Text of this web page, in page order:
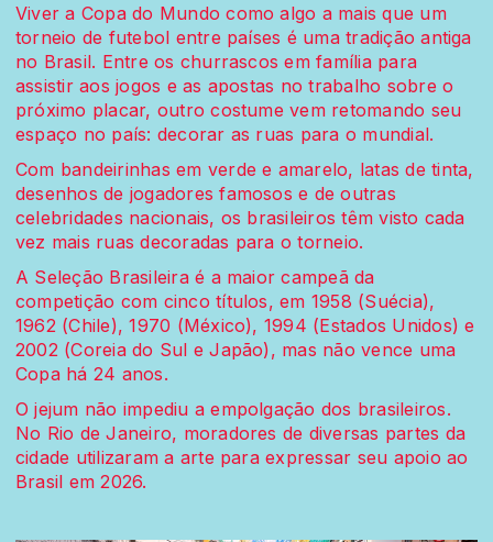
Viver a Copa do Mundo como algo a mais que um
torneio de futebol entre países é uma tradição antiga
no Brasil. Entre os churrascos em família para
assistir aos jogos e as apostas no trabalho sobre o
próximo placar, outro costume vem retomando seu
espaço no país: decorar as ruas para o mundial.
Com bandeirinhas em verde e amarelo, latas de tinta,
desenhos de jogadores famosos e de outras
celebridades nacionais, os brasileiros têm visto cada
vez mais ruas decoradas para o torneio.
A Seleção Brasileira é a maior campeã da
competição com cinco títulos, em 1958 (Suécia),
1962 (Chile), 1970 (México), 1994 (Estados Unidos) e
2002 (Coreia do Sul e Japão), mas não vence uma
Copa há 24 anos.
O jejum não impediu a empolgação dos brasileiros.
No Rio de Janeiro, moradores de diversas partes da
cidade utilizaram a arte para expressar seu apoio ao
Brasil em 2026.